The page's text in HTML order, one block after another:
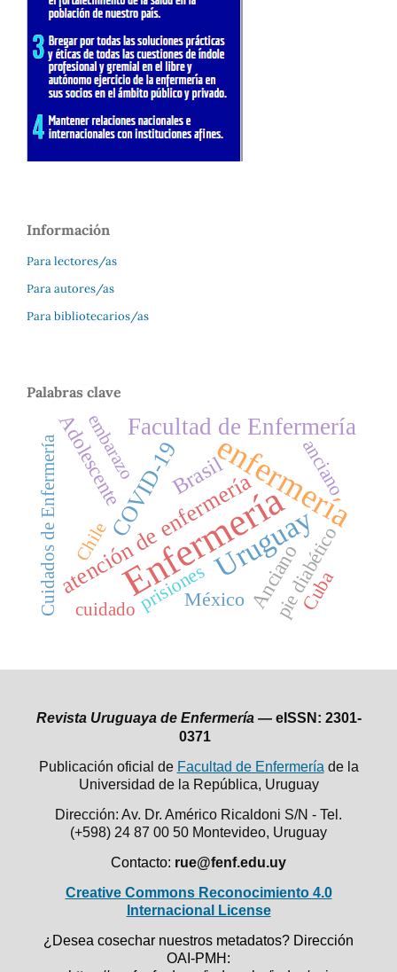
Información
Para lectores/as
Para autores/as
Para bibliotecarios/as
Palabras clave
Enfermería
enfermería
Uruguay
Facultad de Enfermería
atención de enfermería
COVID-19Brasil
Adolescente
Anciano
pie diabético
prisionesMéxico Cuba
anciano
Cuidados de Enfermería Chile
cuidado
embarazo
Revista Uruguaya de Enfermería — eISSN: 2301-
0371
Publicación oficial de Facultad de Enfermería de la
Universidad de la República, Uruguay
Dirección: Av. Dr. Américo Ricaldoni S/N - Tel.
(+598) 24 87 00 50 Montevideo, Uruguay
Contacto: rue@fenf.edu.uy
Creative Commons Reconocimiento 4.0
Internacional License
¿Desea cosechar nuestros metadatos? Dirección
OAI-PMH: